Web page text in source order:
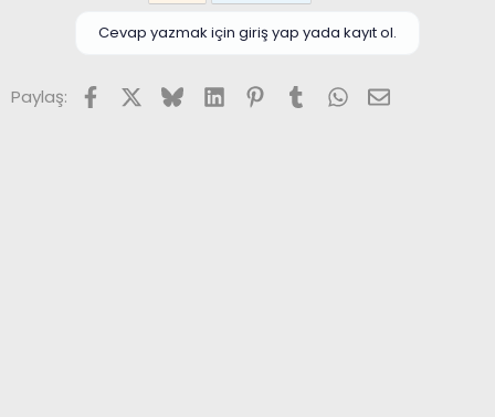
Cevap yazmak için giriş yap yada kayıt ol.
Paylaş: FacebookX (Twitter)
BlueskyLinkedInPinterest
TumblrWhatsApp
E-posta